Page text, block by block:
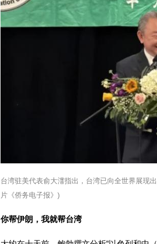
台湾驻美代表俞大㵢指出，台湾已向全世界展现
片《侨务电子报》)
你帮伊朗，我就帮台湾